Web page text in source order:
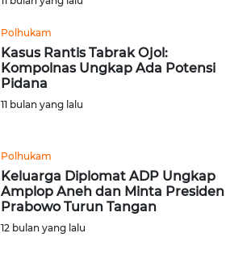
Polhukam
Kasus Rantis Tabrak Ojol:
Kompolnas Ungkap Ada Potensi
Pidana
11 bulan yang lalu
Polhukam
Keluarga Diplomat ADP Ungkap
Amplop Aneh dan Minta Presiden
Prabowo Turun Tangan
12 bulan yang lalu